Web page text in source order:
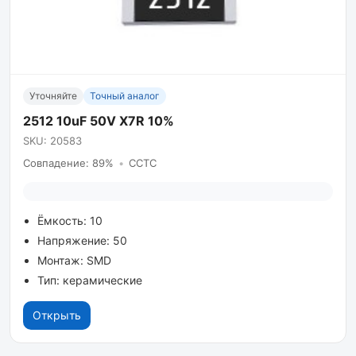
Уточняйте Точный аналог
2512 10uF 50V X7R 10%
SKU: 20583
Совпадение: 89% • CCTC
Ёмкость: 10
Напряжение: 50
Монтаж: SMD
Тип: керамические
Открыть